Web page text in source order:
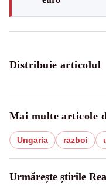
Distribuie articolul
Mai multe articole
Ungaria razboi
Urmărește știrile